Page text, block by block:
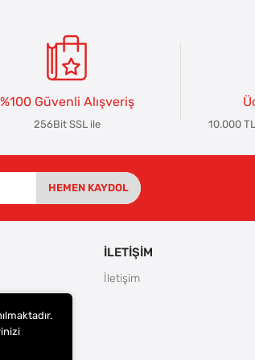
%100 Güvenli Alışveriş
256Bit SSL ile 10.000
HEMEN KAYDOL
İLETİŞİM
İletişim